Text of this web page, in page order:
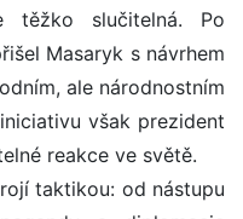
těžko slučitelná. Po
Masaryk s návrhem
ale národnostním
však prezident
reakce ve světě.
taktikou: od nástupu